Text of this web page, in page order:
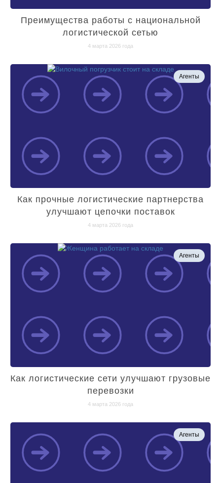
Преимущества работы с национальной
логистической сетью
4 марта 2026 года
Агенты
Как прочные логистические партнерства
улучшают цепочки поставок
4 марта 2026 года
Агенты
Как логистические сети улучшают грузовые
перевозки
4 марта 2026 года
Агенты